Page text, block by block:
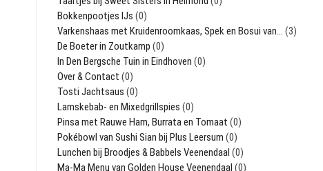
Bokkenpootjes IJs (0)
Varkenshaas met Kruidenroomkaas, Spek en Bosui van… (3)
De Boeter in Zoutkamp (0)
In Den Bergsche Tuin in Eindhoven (0)
Over & Contact (0)
Tosti Jachtsaus (0)
Lamskebab- en Mixedgrillspies (0)
Pinsa met Rauwe Ham, Burrata en Tomaat (0)
Pokébowl van Sushi Sian bij Plus Leersum (0)
Lunchen bij Broodjes & Babbels Veenendaal (0)
Ma-Ma Menu van Golden House Veenendaal (0)